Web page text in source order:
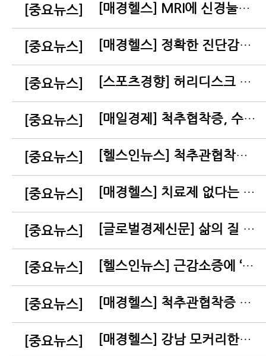
[중요뉴스] [매경헬스] MRI에 신경눌림 안 보이는데 엉덩이·다리가 저린다면…
[중요뉴스] [매경헬스] 정확한 진단감별 중요한 '족하수' 비수술 치료법은?
[중요뉴스] [스포츠경향] 허리디스크 파열, 디스크 파열이 심하면 심할수록 흡수가 잘된다
[중요뉴스] [매일경제] 척추협착증, 수술 전에 근육 재활부터
[중요뉴스] [헬스인뉴스] 척추관협착증 '걷기 운동', 보행 힘들수록 집에서 하세요!
[중요뉴스] [매경헬스] 치료제 없다는 근감소증, 한약 '인삼양영탕' 효과는?
[중요뉴스] [글로벌경제신문] 삶의 질 저하 '근감소증' 치료 효과 한약 ‘인삼양영탕’
[중요뉴스] [헬스인뉴스] 근감소증에 ‘인삼양영탕’ 처방하는 일본, 진짜 효과있을까?
[중요뉴스] [매경헬스] 척추관협착증 걷기운동, 무리하면 毒…이 4가지는 꼭 피하세요!
[중요뉴스] [매경헬스] 강남 모커리한방병원 '수술 후 재활' 센터 개설